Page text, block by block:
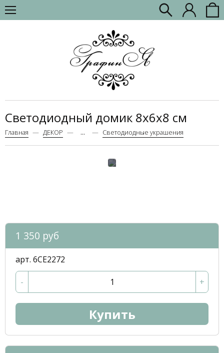
Светодиодный домик 8x6x8 см
Главная ДЕКОР ... Светодиодные украшения
1 350 руб
арт. 6CE2272
- +
Купить